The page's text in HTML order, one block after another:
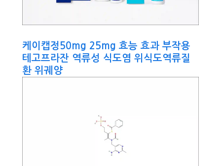
케이캡정50mg 25mg 효능 효과 부작용
테고프라잔 역류성 식도염 위식도역류질
환 위궤양